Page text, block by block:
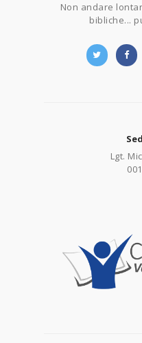
Non andare
bibliche...
Lgt.